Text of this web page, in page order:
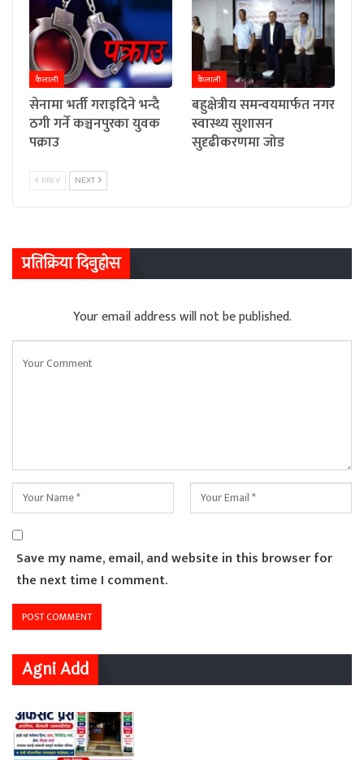
कैलाली
सेनामा भर्ती गराइदिने भन्दै
ठगी गर्ने कञ्चनपुरका युवक
पक्राउ
कैलाली
बहुक्षेत्रीय समन्वयमार्फत नगर
स्वास्थ्य सुशासन
सुदृढीकरणमा जोड
PREV NEXT
प्रतिक्रिया दिनुहोस
Your email address will not be published.
Save my name, email, and website in this browser for
the next time I comment.
Agni Add